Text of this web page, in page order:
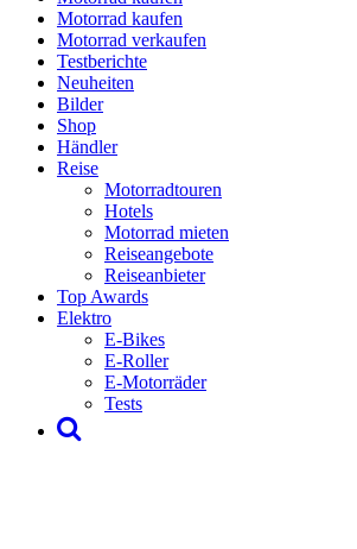
Motorrad kaufen
Motorrad verkaufen
Testberichte
Neuheiten
Bilder
Shop
Händler
Reise
Motorradtouren
Hotels
Motorrad mieten
Reiseangebote
Reiseanbieter
Top Awards
Elektro
E-Bikes
E-Roller
E-Motorräder
Tests